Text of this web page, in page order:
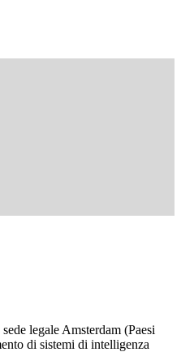
legale Amsterdam (Paesi
di sistemi di intelligenza